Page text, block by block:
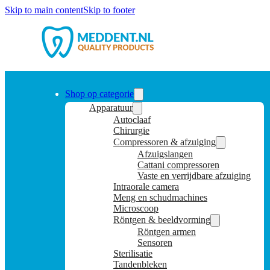
Skip to main contentSkip to footer
Shop op categorie
Apparatuur
Autoclaaf
Chirurgie
Compressoren & afzuiging
Afzuigslangen
Cattani compressoren
Vaste en verrijdbare afzuiging
Intraorale camera
Meng en schudmachines
Microscoop
Röntgen & beeldvorming
Röntgen armen
Sensoren
Sterilisatie
Tandenbleken